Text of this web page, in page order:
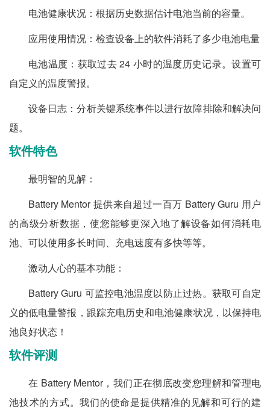
电池健康状况：根据历史数据估计电池当前的容量。
应用使用情况：检查设备上的软件消耗了多少电池电量
电池温度：获取过去 24 小时的温度历史记录。设置可
自定义的温度警报。
设备日志：分析关键系统事件以进行故障排除和解决问
题。
软件特色
最明智的见解：
Battery Mentor 提供来自超过一百万 Battery Guru 用户
的高级分析数据，使您能够更深入地了解设备如何消耗电
池、可以使用多长时间、充电速度有多快等等。
激动人心的基本功能：
Battery Guru 可监控电池温度以防止过热。获取可自定
义的低电量警报，跟踪充电历史和电池健康状况，以保持电
池良好状态！
软件评测
在 Battery Mentor，我们正在彻底改变您理解和管理电
池技术的方式。我们的使命是提供精准的见解和可行的建